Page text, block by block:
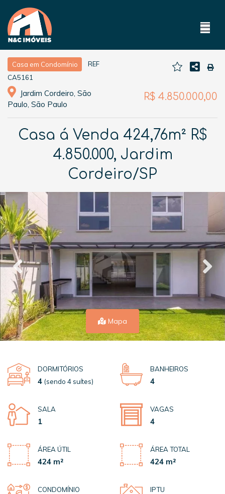
Casa em Condomínio
REF
CA5161
Jardim Cordeiro, São
Paulo, São Paulo
R$ 4.850.000,00
Casa á Venda 424,76m² R$
4.850.000, Jardim
Cordeiro/SP
Mapa
DORMITÓRIOS
4 (sendo 4 suítes)
BANHEIROS
4
SALA
1
VAGAS
4
ÁREA ÚTIL
424 m²
ÁREA TOTAL
424 m²
CONDOMÍNIO IPTU